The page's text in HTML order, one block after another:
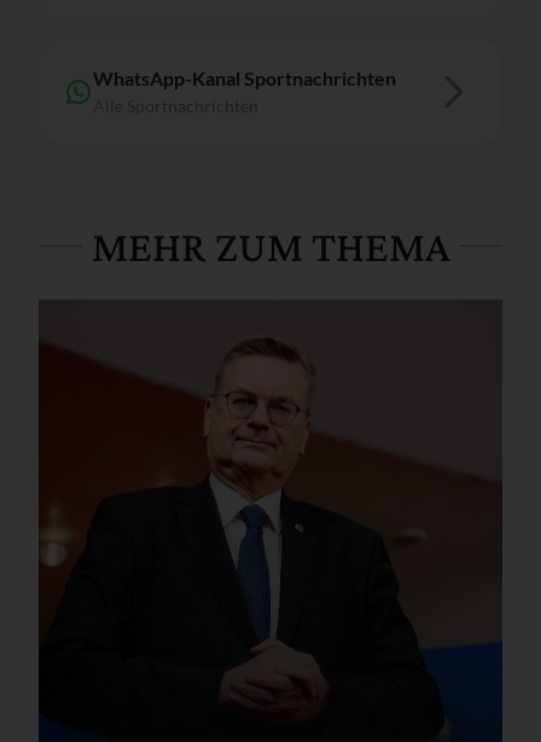
WhatsApp-Kanal Sportnachrichten
MEHR ZUM THEMA